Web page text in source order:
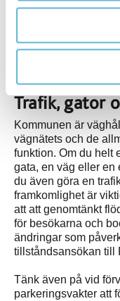
arrangör informerar
Mer information
Miljö- och
Trafik, gator
Kommunen är
vägnätets och de
funktion. Om du helt
gata, en väg eller en
du även göra en
framkomlighet är
att att genomtänkt
för besökarna och
ändringar som
tillståndsansökan till
Tänk även på vid
parkeringsvakter att